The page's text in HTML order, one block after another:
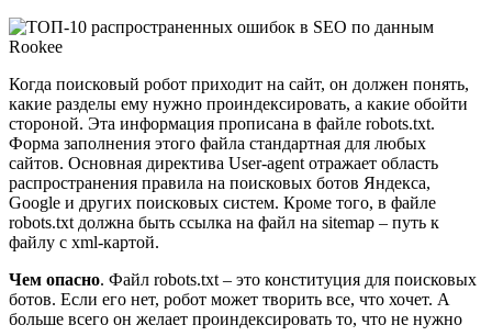
Когда поисковый робот приходит на сайт, он должен понять,
какие разделы ему нужно проиндексировать, а какие обойти
стороной. Эта информация прописана в файле robots.txt.
Форма заполнения этого файла стандартная для любых
сайтов. Основная директива User-agent отражает область
распространения правила на поисковых ботов Яндекса,
Google и других поисковых систем. Кроме того, в файле
robots.txt должна быть ссылка на файл на sitemap – путь к
файлу с xml-картой.
Чем опасно. Файл robots.txt – это конституция для поисковых
ботов. Если его нет, робот может творить все, что хочет. А
больше всего он желает проиндексировать то, что не нужно